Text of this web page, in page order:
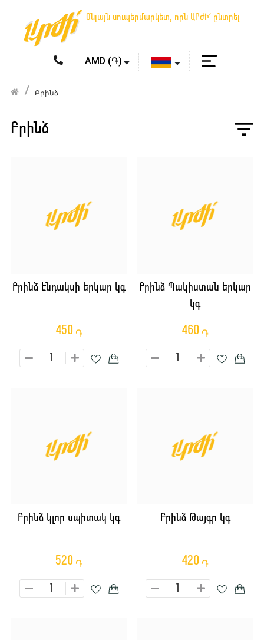
Օնլայն սուպերմարկետ, որն ԱՐԺԻ՛ ընտրել
Բրինձ
Բրինձ
Բրինձ Էնդակսի երկար կգ
450 ֏
Բրինձ Պակիստան երկար
կգ
460 ֏
Բրինձ կլոր սպիտակ կգ
520 ֏
Բրինձ Թայգր կգ
420 ֏